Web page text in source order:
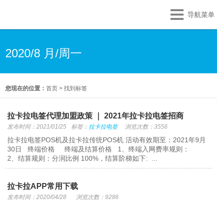
导航菜单
2020/8 月/周一
您现在的位置：首页 >找到标签
拉卡拉电签代理加盟政策 ｜ 2021年拉卡拉电签招商
发布时间：2021/01/25 标签： 拉卡拉电签 浏览次数：3556
拉卡拉电签POS机及拉卡拉传统POS机 活动有效期至：2021年9月
30日 终端价格 终端及结算价格 1、终端入网费率规则：
2、结算规则：分润比例 100%，结算阶梯如下: ...
拉卡拉APP常用下载
发布时间：2020/04/28 浏览次数：9286